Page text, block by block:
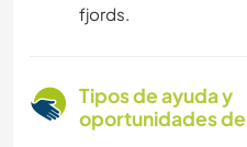
fjords.
Tipos de ayuda y
oportunidades